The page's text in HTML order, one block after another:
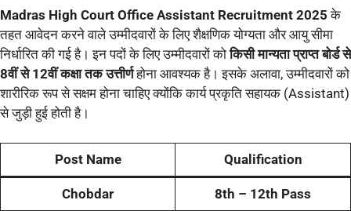
Madras High Court Office Assistant Recruitment 2025 के
तहत आवेदन करने वाले उम्मीदवारों के लिए शैक्षणिक योग्यता और आयु सीमा
निर्धारित की गई है। इन पदों के लिए उम्मीदवारों कोकिसी मान्यता प्राप्त बोर्ड से
8वीं से 12वीं कक्षा तक उत्तीर्णहोना आवश्यक है। इसके अलावा, उम्मीदवारों को
शारीरिक रूप से सक्षम होना चाहिए क्योंकि कार्य प्रकृति सहायक (Assistant)
से जुड़ी हुई होती है।
Post Name Qualification
Chobdar 8th – 12th Pass